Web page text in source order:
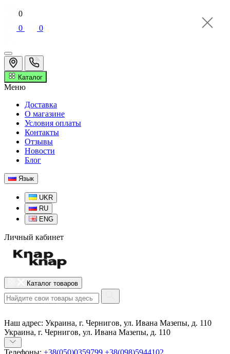
0
0
0
Каталог
Меню
Доставка
О магазине
Условия оплаты
Контакты
Отзывы
Новости
Блог
Язык
UKR
RU
ENG
Личный кабинет
Каталог товаров
Наш адрес: Украина, г. Чернигов, ул. Ивана Мазепы, д. 110
Украина, г. Чернигов, ул. Ивана Мазепы, д. 110
Телефоны: +38(050)0359799 +38(098)5944102